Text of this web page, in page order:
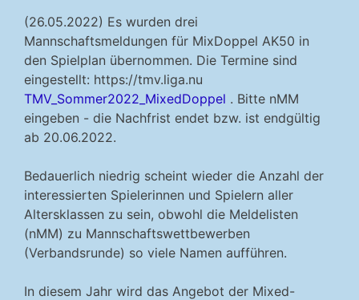
(26.05.2022) Es wurden drei
Mannschaftsmeldungen für MixDoppel AK50 in
den Spielplan übernommen. Die Termine sind
eingestellt: https://tmv.liga.nu
TMV_Sommer2022_MixedDoppel . Bitte nMM
eingeben - die Nachfrist endet bzw. ist endgültig
ab 20.06.2022.
Bedauerlich niedrig scheint wieder die Anzahl der
interessierten Spielerinnen und Spielern aller
Altersklassen zu sein, obwohl die Meldelisten
(nMM) zu Mannschaftswettbewerben
(Verbandsrunde) so viele Namen aufführen.
In diesem Jahr wird das Angebot der Mixed-